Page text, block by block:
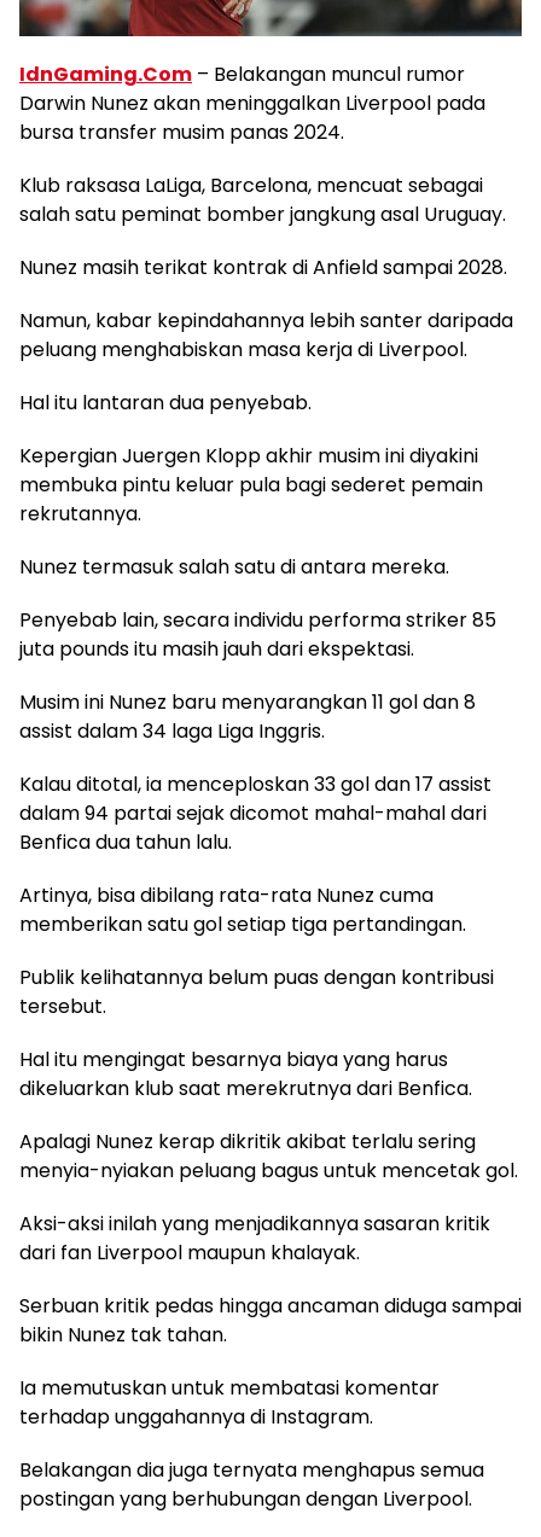
IdnGaming.Com – Belakangan muncul rumor
Darwin Nunez akan meninggalkan Liverpool pada
bursa transfer musim panas 2024.
Klub raksasa LaLiga, Barcelona, mencuat sebagai
salah satu peminat bomber jangkung asal Uruguay.
Nunez masih terikat kontrak di Anfield sampai 2028.
Namun, kabar kepindahannya lebih santer daripada
peluang menghabiskan masa kerja di Liverpool.
Hal itu lantaran dua penyebab.
Kepergian Juergen Klopp akhir musim ini diyakini
membuka pintu keluar pula bagi sederet pemain
rekrutannya.
Nunez termasuk salah satu di antara mereka.
Penyebab lain, secara individu performa striker 85
juta pounds itu masih jauh dari ekspektasi.
Musim ini Nunez baru menyarangkan 11 gol dan 8
assist dalam 34 laga Liga Inggris.
Kalau ditotal, ia menceploskan 33 gol dan 17 assist
dalam 94 partai sejak dicomot mahal-mahal dari
Benfica dua tahun lalu.
Artinya, bisa dibilang rata-rata Nunez cuma
memberikan satu gol setiap tiga pertandingan.
Publik kelihatannya belum puas dengan kontribusi
tersebut.
Hal itu mengingat besarnya biaya yang harus
dikeluarkan klub saat merekrutnya dari Benfica.
Apalagi Nunez kerap dikritik akibat terlalu sering
menyia-nyiakan peluang bagus untuk mencetak gol.
Aksi-aksi inilah yang menjadikannya sasaran kritik
dari fan Liverpool maupun khalayak.
Serbuan kritik pedas hingga ancaman diduga sampai
bikin Nunez tak tahan.
Ia memutuskan untuk membatasi komentar
terhadap unggahannya di Instagram.
Belakangan dia juga ternyata menghapus semua
postingan yang berhubungan dengan Liverpool.